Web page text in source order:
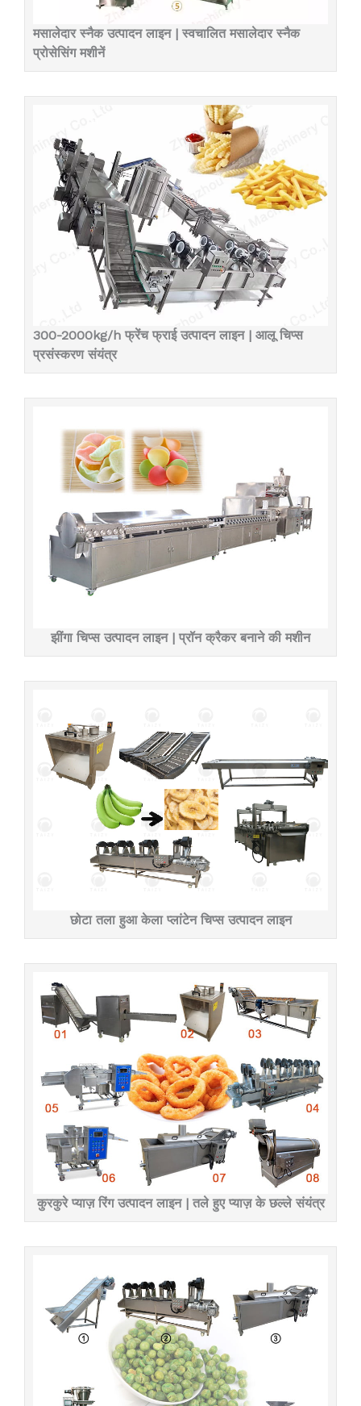
मसालेदार स्नैक उत्पादन लाइन | स्वचालित मसालेदार स्नैक
प्रोसेसिंग मशीनें
300-2000kg/h फ्रेंच फ्राई उत्पादन लाइन | आलू चिप्स
प्रसंस्करण संयंत्र
झींगा चिप्स उत्पादन लाइन | प्रॉन क्रैकर बनाने की मशीन
छोटा तला हुआ केला प्लांटेन चिप्स उत्पादन लाइन
कुरकुरे प्याज़ रिंग उत्पादन लाइन | तले हुए प्याज़ के छल्ले संयंत्र